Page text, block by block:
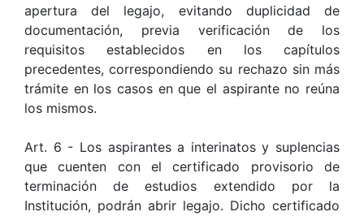
apertura del legajo, evitando duplicidad de
documentación, previa verificación de los
requisitos establecidos en los capítulos
precedentes, correspondiendo su rechazo sin más
trámite en los casos en que el aspirante no reúna
los mismos.
Art. 6 - Los aspirantes a interinatos y suplencias
que cuenten con el certificado provisorio de
terminación de estudios extendido por la
Institución, podrán abrir legajo. Dicho certificado